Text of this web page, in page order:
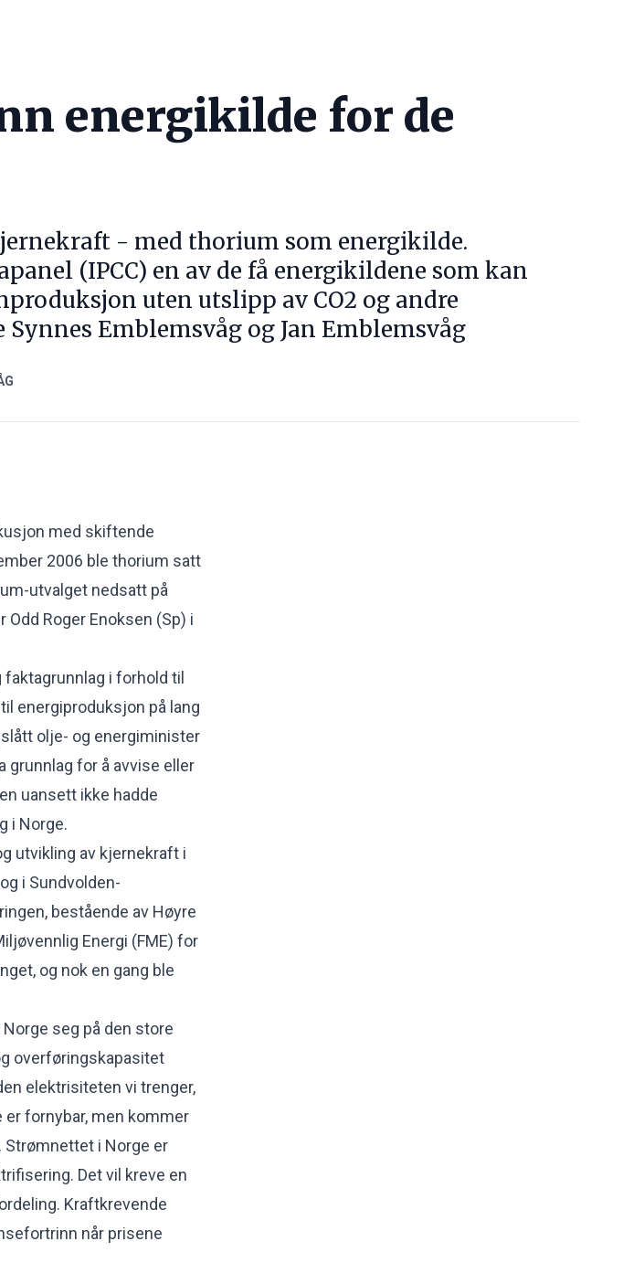
energikilde for de
- med thorium som energikilde.
(IPCC) en av de få energikildene som kan
uten utslipp av CO2 og andre
Emblemsvåg og Jan Emblemsvåg
med skiftende
2006 ble thorium satt
utvalget nedsatt på
Roger Enoksen (Sp) i
i forhold til
energiproduksjon på lang
olje- og energiminister
grunnlag for å avvise eller
uansett ikke hadde
i Norge.
utvikling av kjernekraft i
i Sundvolden-
bestående av Høyre
Energi (FME) for
og nok en gang ble
seg på den store
overføringskapasitet
elektrisiteten vi trenger,
fornybar, men kommer
i Norge er
Det vil kreve en
Kraftkrevende
når prisene